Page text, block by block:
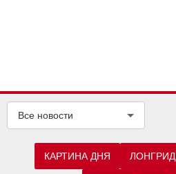
Все новости
КАРТИНА ДНЯ ЛОНГРИД